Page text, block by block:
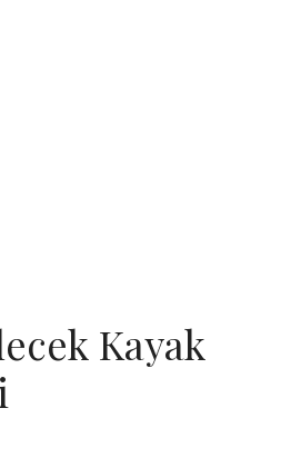
Kayak